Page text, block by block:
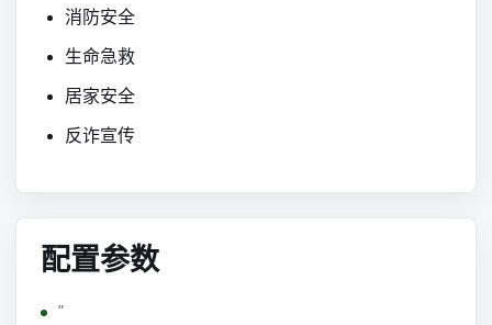
消防安全
生命急救
居家安全
反诈宣传
配置参数
"